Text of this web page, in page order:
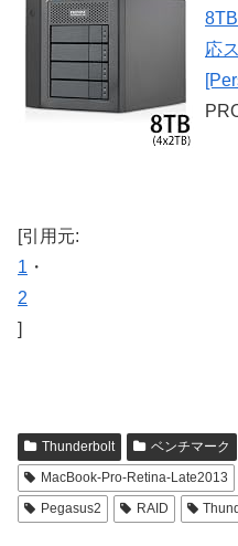
応
[引用元:
1 ・
2
]
Thunderbolt ベンチマーク
MacBook-Pro-Retina-Late2013
Pegasus2
RAID